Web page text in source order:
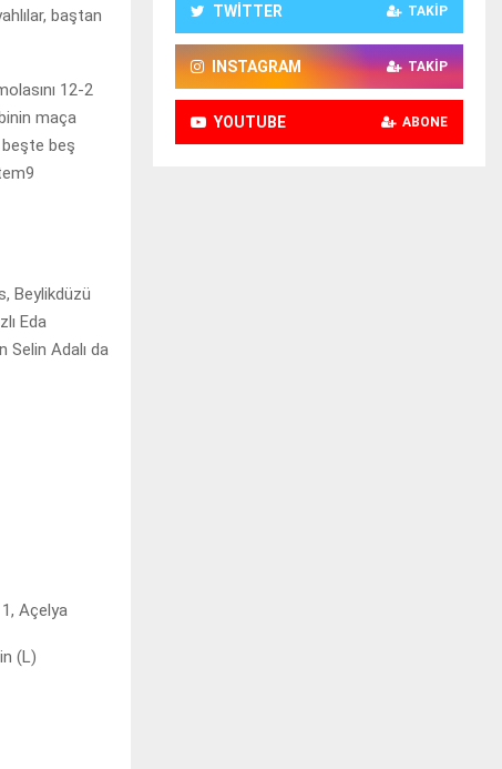
baştan
12-2
maça
beşte beş
Beylikdüzü
Eda
Selin Adalı da
Açelya
(L)
TWITTER TAKIP
INSTAGRAM TAKIP
YOUTUBE ABONE